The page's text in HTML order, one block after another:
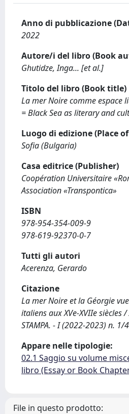
Anno di pubblicazione
2022
Autore/i del libro (Book
Ghutidze, Inga... [et al.]
Titolo del libro (Book title)
La mer Noire comme espace
= Black Sea as literary and
Luogo di edizione (Place
Sofia (Bulgaria)
Casa editrice (Publisher)
Coopération Universitaire
Association «Transpontica»
ISBN
978-954-354-009-9
978-619-92370-0-7
Tutti gli autori
Acerenza, Gerardo
Citazione
La mer Noire et la Géorgie
italiens aux XVe-XVIIe siècles
STAMPA. - I (2022-2023) n.
Appare nelle tipologie:
02.1 Saggio su volume
libro (Essay or Book
File in questo prodotto: